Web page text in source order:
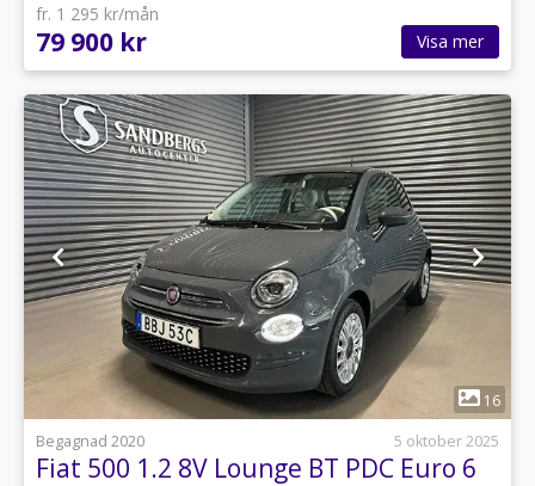
fr. 1 295 kr/mån
79 900 kr Visa mer
1
16
Begagnad 2020
5 oktober 2025
Fiat 500 1.2 8V Lounge BT PDC Euro 6